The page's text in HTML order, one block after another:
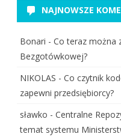
NAJNOWSZE
Bonari - Co teraz można
Bezgotówkowej?
NIKOLAS - Co czytnik
zapewni przedsiębiorcy?
sławko - Centralne
temat systemu